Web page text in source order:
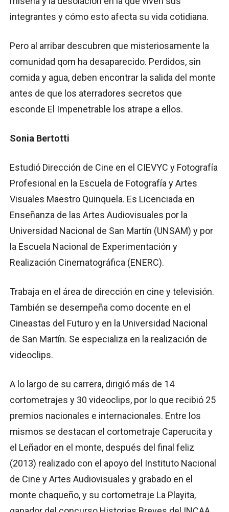
integrantes y cómo esto afecta su vida cotidiana.
Pero al arribar descubren que misteriosamente la
comunidad qom ha desaparecido. Perdidos, sin
comida y agua, deben encontrar la salida del monte
antes de que los aterradores secretos que
esconde El Impenetrable los atrape a ellos.
Sonia Bertotti
Estudió Dirección de Cine en el CIEVYC y Fotografía
Profesional en la Escuela de Fotografía y Artes
Visuales Maestro Quinquela. Es Licenciada en
Enseñanza de las Artes Audiovisuales por la
Universidad Nacional de San Martín (UNSAM) y por
la Escuela Nacional de Experimentación y
Realización Cinematográfica (ENERC).
Trabaja en el área de dirección en cine y televisión.
También se desempeña como docente en el
Cineastas del Futuro y en la Universidad Nacional
de San Martín. Se especializa en la realización de
videoclips.
A lo largo de su carrera, dirigió más de 14
cortometrajes y 30 videoclips, por lo que recibió 25
premios nacionales e internacionales. Entre los
mismos se destacan el cortometraje Caperucita y
el Leñador en el monte, después del final feliz
(2013) realizado con el apoyo del Instituto Nacional
de Cine y Artes Audiovisuales y grabado en el
monte chaqueño, y su cortometraje La Playita,